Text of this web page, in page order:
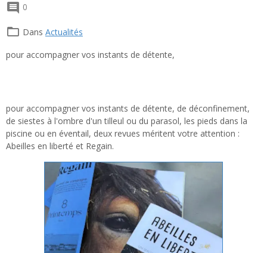
0
Dans Actualités
pour accompagner vos instants de détente,
pour accompagner vos instants de détente, de déconfinement,
de siestes à l'ombre d'un tilleul ou du parasol, les pieds dans la
piscine ou en éventail, deux revues méritent votre attention :
Abeilles en liberté et Regain.